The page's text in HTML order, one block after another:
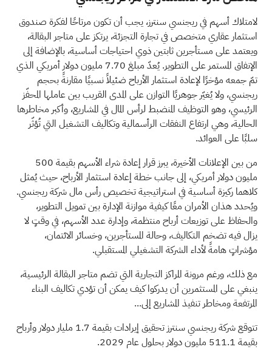
لامتلاك أسهم في ريجنسي سنترز، يجب أن تكون مرتاحًا لفكرة صندوق
استثمار عقاري متخصص في تجارة التجزئة، يرتكز على متاجر البقالة،
ويعتمد على مستأجرين ثابتين ذوي احتياجات أساسية، بالإضافة إلى
الإنفاق المستمر على التطوير. يُعدّ مبلغ 7.70 مليون دولار أمريكي الذي
تمّ جمعه مؤخرًا لإعادة استثمار الأرباح ضئيلاً نسبيًا مقارنةً بحجم
ريجنسي، ولا يُغيّر جوهريًا التوازن على المدى القريب بين عاملها المحفّز
الرئيسي، وهو التوظيف المنضبط لرأس المال في المشاريع، وأكبر مخاطرها
الحالية، وهي ارتفاع النفقات الرأسمالية وتكاليف التشغيل التي تُؤثّر
سلبًا على العوائد.
من بين الإعلانات الأخيرة، يبرز قرار إعادة شراء الأسهم بقيمة 500
مليون دولار أمريكي، إلى جانب خطة إعادة استثمار الأرباح، حيث يُمثل
كلاهما ركيزة أساسية في استراتيجية تخصيص رأس مال شركة ريجنسي.
ويُحدد هذان الأمران معًا كيفية موازنة الإدارة بين تمويل التطوير،
والحفاظ على توزيعات أرباح منتظمة، وإدارة عدد الأسهم، في وقتٍ لا
يزال فيه تضخم التكاليف، وحالة المستأجرين، وخسائر الائتمان،
مؤشراتٍ هامةً لأداء الشركة التشغيلي المستقبلي.
مع ذلك، ورغم مرونة المراكز التجارية التي تضم متاجر البقالة الرئيسية،
ينبغي على المستثمرين أن يدركوا كيف يمكن أن تؤدي تكاليف البناء
المرتفعة ومخاطر تنفيذ المشاريع إلى...
تتوقع شركة ريجنسي سنترز تحقيق إيرادات بقيمة 1.7 مليار دولار وأرباح
بقيمة 511.1 مليون دولار بحلول عام 2029.